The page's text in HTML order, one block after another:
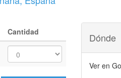
Cantidad
Dónde
Ver en